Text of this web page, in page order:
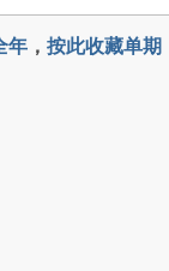
年 ， 按此收藏单期